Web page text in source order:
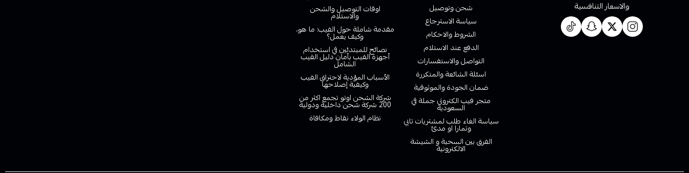
والاسعار التنافسية
شحن وتوصيل
سياسة الاسترجاع
الشروط والاحكام
الدفع عند الاستلام
التواصل والاستفسارات
اسئلة الشائعة والمتكررة
ضمان الجودة والموثوقية
متجر فيب الكتروني جملة في
السعودية
سياسة الغاء طلب لمشتريات تابي
وتمارا او مدئ
الفرق بين السحبة و الشيشة
الالكترونية
اوقات التوصيل والشحن
والاستلام
مقدمة شاملة حول الفيب: ما هو،
وكيف يعمل؟
نصائح للمبتدئين في استخدام
أجهزة الفيب بأمان دليل الفيب
الشامل
الأسباب المؤدية لاحتراق الفيب
وكيفية إصلاحها
شركة الشحن اوتو تجمع اكثر من
200 شركة شحن داخلية ودولية
نظام الولاء نقاط ومكافاة